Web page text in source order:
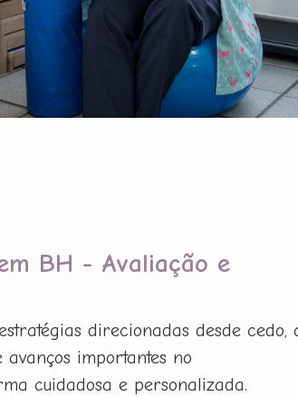
BH - Avaliação e
direcionadas desde cedo,
avanços importantes no
cuidadosa e personalizada.